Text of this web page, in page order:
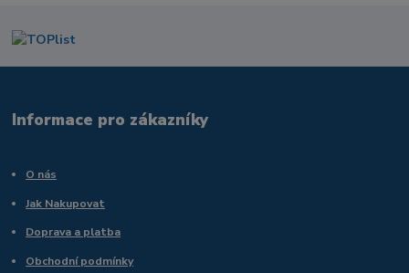
Informace pro zákazníky
O nás
Jak Nakupovat
Doprava a platba
Obchodní podmínky